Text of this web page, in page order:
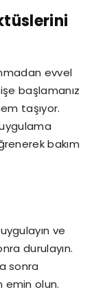
evvel
başlamanız
taşıyor.
bakım
ve
durulayın.
sonra
emin olun.